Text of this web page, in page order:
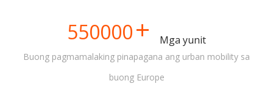
550000+ Mga yunit
Buong pagmamalaking pinapagana ang urban mobility sa
buong Europe​​​​​